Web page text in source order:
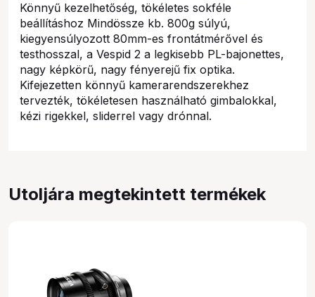
Könnyű kezelhetőség, tökéletes sokféle
beállításhoz Mindössze kb. 800g súlyú,
kiegyensúlyozott 80mm-es frontátmérővel és
testhosszal, a Vespid 2 a legkisebb PL-bajonettes,
nagy képkörű, nagy fényerejű fix optika.
Kifejezetten könnyű kamerarendszerekhez
tervezték, tökéletesen használható gimbalokkal,
kézi rigekkel, sliderrel vagy drónnal.
Utoljára megtekintett termékek